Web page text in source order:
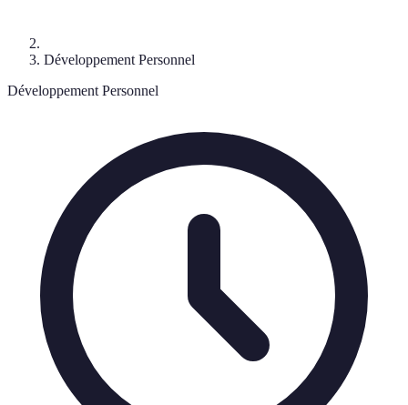
Développement Personnel
Développement Personnel